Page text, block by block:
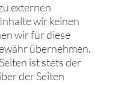
externen
wir keinen
wir für diese
übernehmen.
ist stets der
der Seiten